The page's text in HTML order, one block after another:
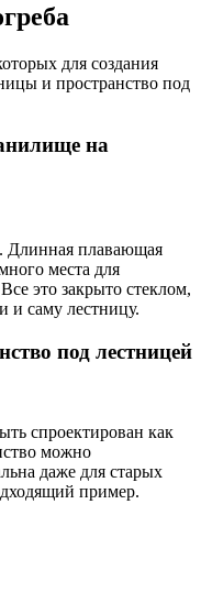
для создания
и пространство под
на
Длинная плавающая
места для
это закрыто стеклом,
и саму лестницу.
под лестницей
спроектирован как
можно
даже для старых
пример.